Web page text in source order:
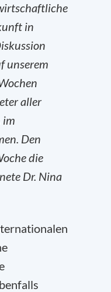
in
unserem
aller
im
Den
die
Dr. Nina